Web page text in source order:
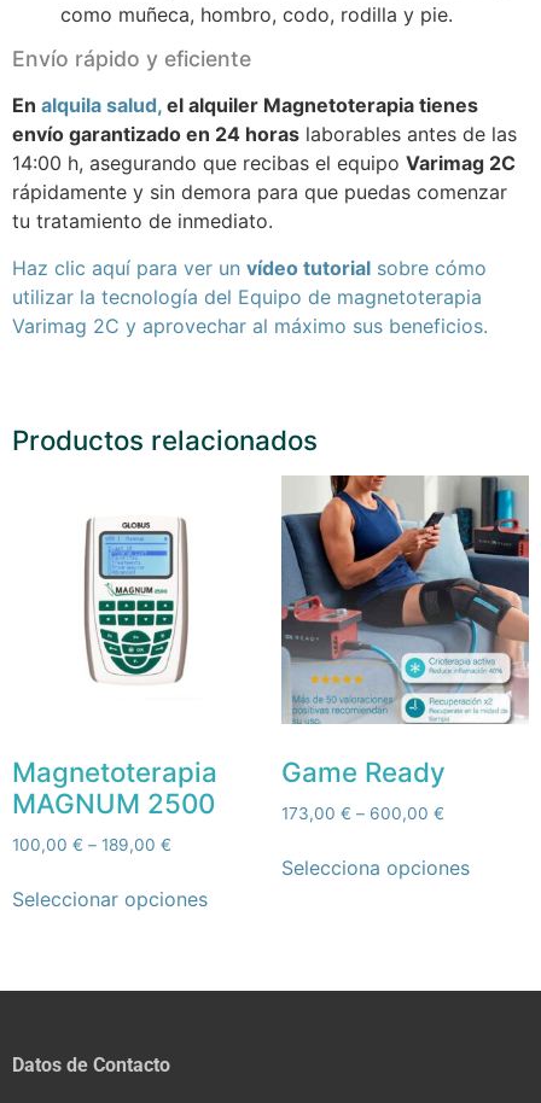
como muñeca, hombro, codo, rodilla y pie.
Envío rápido y eficiente
En alquila salud, el alquiler Magnetoterapia tienes
envío garantizado en 24 horas laborables antes de las
14:00 h, asegurando que recibas el equipo Varimag 2C
rápidamente y sin demora para que puedas comenzar
tu tratamiento de inmediato.
Haz clic aquí para ver un vídeo tutorial sobre cómo
utilizar la tecnología del Equipo de magnetoterapia
Varimag 2C y aprovechar al máximo sus beneficios.
Productos relacionados
Magnetoterapia
MAGNUM 2500
100,00 € – 189,00 €
Seleccionar opciones
Game Ready
173,00 € – 600,00 €
Selecciona opciones
Datos de Contacto